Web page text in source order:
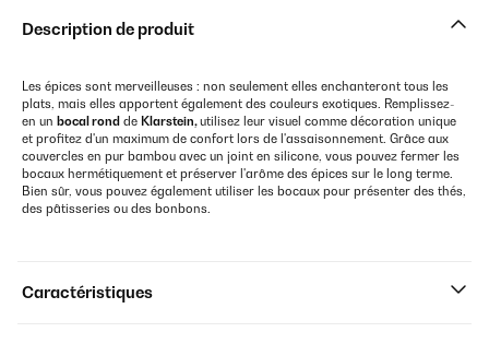
Description de produit
Les épices sont merveilleuses : non seulement elles enchanteront tous les
plats, mais elles apportent également des couleurs exotiques. Remplissez-
en un bocal rond de Klarstein,utilisez leur visuel comme décoration unique
et profitez d'un maximum de confort lors de l'assaisonnement. Grâce aux
couvercles en pur bambou avec un joint en silicone, vous pouvez fermer les
bocaux hermétiquement et préserver l'arôme des épices sur le long terme.
Bien sûr, vous pouvez également utiliser les bocaux pour présenter des thés,
des pâtisseries ou des bonbons.
Caractéristiques